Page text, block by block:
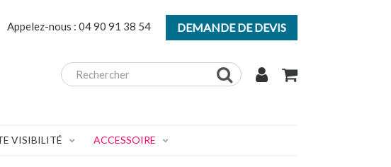
Appelez-nous : 04 90 91 38 54 DEMANDE DE DEVIS
VISIBILITÉ ACCESSOIRE